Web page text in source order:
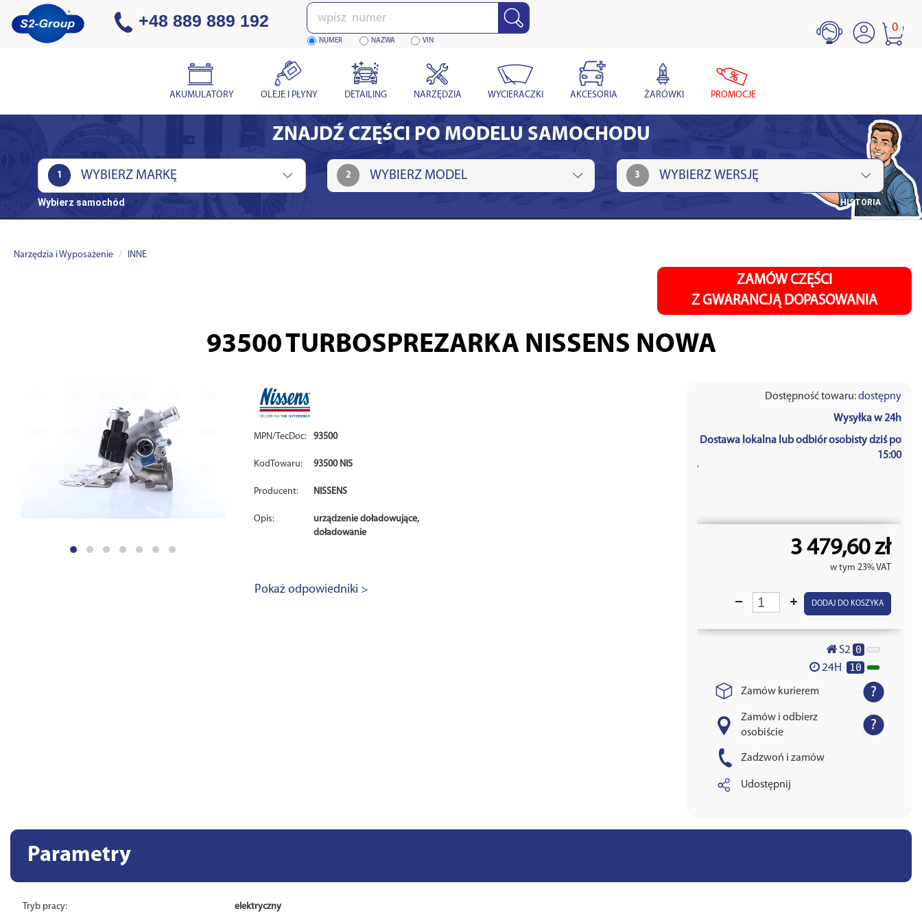
+48 889 889 192 Wpisz
numer
NUMER NAZWA VIN
0
AKUMULATORY OLEJE I PŁYNY DETAILING NARZĘDZIA WYCIERACZKI AKCESORIA ŻARÓWKI PROMOCJE
ZNAJDŹ CZĘŚCI PO MODELU SAMOCHODU
1 2 3
Wybierz samochód HISTORIA
Narzędzia i Wyposażenie INNE
ZAMÓW CZĘŚCI
Z GWARANCJĄ DOPASOWANIA
93500TURBOSPREZARKA NISSENS NOWA
MPN/TecDoc: 93500
KodTowaru: 93500 NIS
Producent: NISSENS
Opis:
urządzenie doładowujące,
doładowanie
Pokaż odpowiedniki >
Dostępność towaru:dostępny
Wysyłka w 24h
Dostawa lokalna lub odbiór osobisty dziś po
15:00
'
3 479,60 zł
w tym 23% VAT
DODAJ DO KOSZYKA
S2 0
24H 10
Zamów kurierem
Zamów i odbierz
osobiście
Zadzwoń i zamów
Udostępnij
Parametry
Tryb pracy: elektryczny